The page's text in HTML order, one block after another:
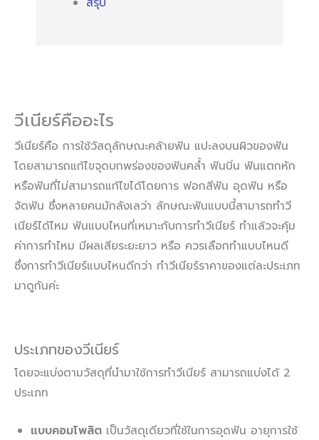
วีเนียร์คืออะไร
วีเนียร์คือ การใช้วัสดุลักษณะคล้ายฟัน แปะลงบนผิวของฟัน
โดยสามารถแก้ไขจุดบกพร่องของฟันคล้ำ ฟันบิ่น ฟันแตกหัก
หรือฟันที่ไม่สามารถแก้ไขได้โดยการ ฟอกสีฟัน อุดฟัน หรือ
จัดฟัน ซึ่งหลายคนมักลังเลว่า ลักษณะฟันแบบนี้สามารถทำวี
เนียร์ได้ไหม ฟันแบบไหนที่เหมาะกับการทำวีเนียร์ ทำแล้วจะคุ้ม
ค่าการทำไหม มีผลเสียระยะยาว หรือ ควรเลือกทำแบบไหนดี
ซึ่งการทำวีเนียร์แบบไหนดีกว่า ทำวีเนียร์ราคาของแต่ละประเภท
มาดูกันค่ะ
ประเภทของวีเนียร์
โดยจะแบ่งตามวัสดุที่นำมาใช้การทำวีเนียร์ สามารถแบ่งได้ 2
ประเภท
แบบคอมโพสิต เป็นวัสดุเดียวที่ใช้ในการอุดฟัน อายุการใช้